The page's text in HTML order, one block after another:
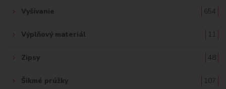
Vyšívanie 654
Výplňový materiál 11
Zipsy 48
Šikmé prúžky 107